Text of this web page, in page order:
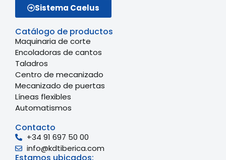
Sistema Caelus
Catálogo de productos
Maquinaria de corte
Encoladoras de cantos
Taladros
Centro de mecanizado
Mecanizado de puertas
Líneas flexibles
Automatismos
Contacto
+34 91 697 50 00
info@kdtiberica.com